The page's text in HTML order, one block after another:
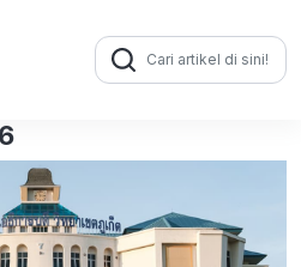
Search
for: